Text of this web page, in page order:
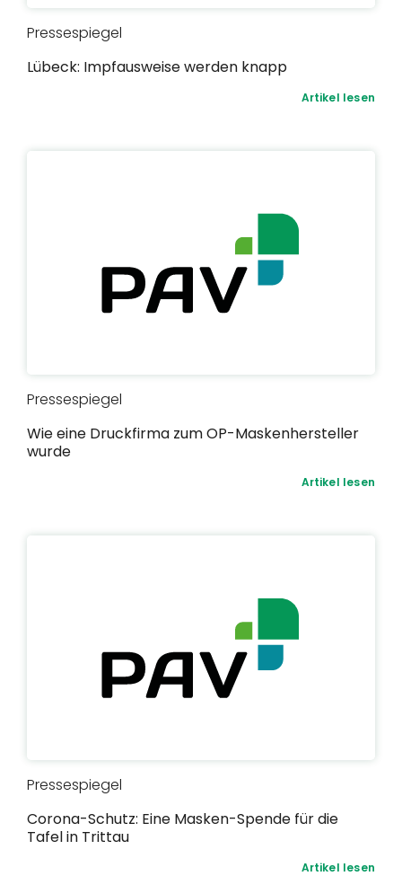
Pressespiegel
Lübeck: Impfausweise werden knapp
Artikel lesen
Pressespiegel
Wie eine Druckfirma zum OP-Maskenhersteller
wurde
Artikel lesen
Pressespiegel
Corona-Schutz: Eine Masken-Spende für die
Tafel in Trittau
Artikel lesen